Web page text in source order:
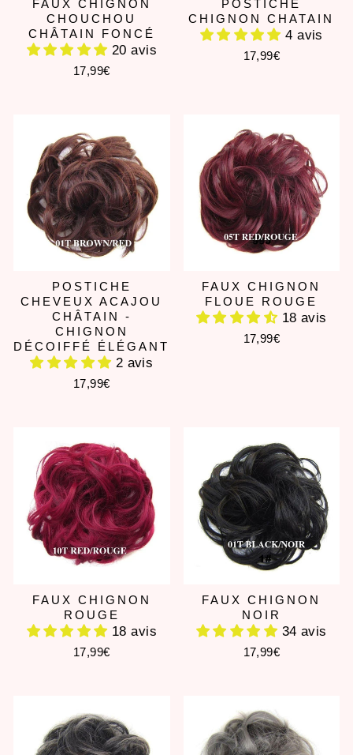
FAUX CHIGNON
CHOUCHOU
CHÂTAIN FONCÉ
20 avis
17,99€
POSTICHE
CHIGNON CHATAIN
4 avis
17,99€
POSTICHE
CHEVEUX ACAJOU
CHÂTAIN -
CHIGNON
DÉCOIFFÉ ÉLÉGANT
2 avis
17,99€
FAUX CHIGNON
FLOUE ROUGE
18 avis
17,99€
FAUX CHIGNON
ROUGE
18 avis
17,99€
FAUX CHIGNON
NOIR
34 avis
17,99€